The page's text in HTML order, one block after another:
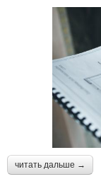
читать дальше →